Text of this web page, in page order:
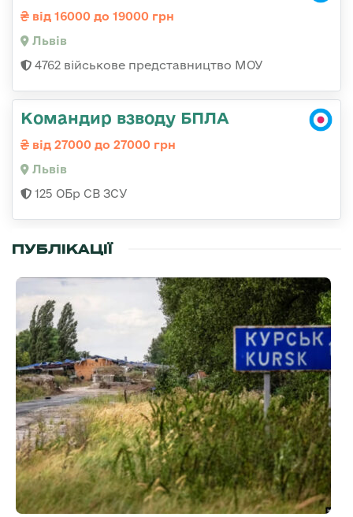
від 16000 до 19000 грн
Львів
4762 військове представництво МОУ
Командир взводу БПЛА
від 27000 до 27000 грн
Львів
125 ОБр СВ ЗСУ
ПУБЛІКАЦІЇ